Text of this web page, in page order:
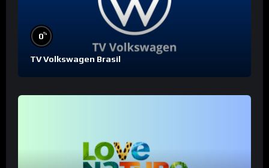
0%
TV Volkswagen Brasil